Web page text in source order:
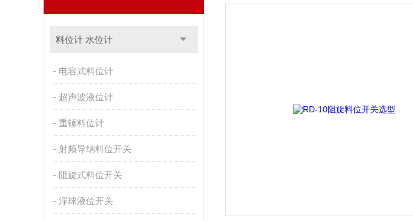
料位计 水位计
电容式料位计
超声波液位计
重锤料位计
射频导纳料位开关
阻旋式料位开关
浮球液位开关